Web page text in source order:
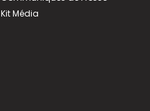
Kit Média